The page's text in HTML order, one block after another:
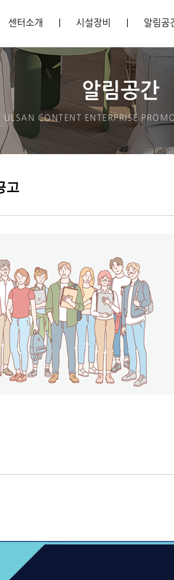
센터소개 시설장비 알림공
센터소개
주요사업
오시는길
시설안내
장비안내
공지사항
사업공고
프로그램
입주안
알림공간
ULSAN CONTENT ENTERPRISE
고